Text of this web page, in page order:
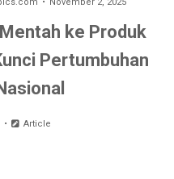
ke Produk
Pertumbuhan
Article